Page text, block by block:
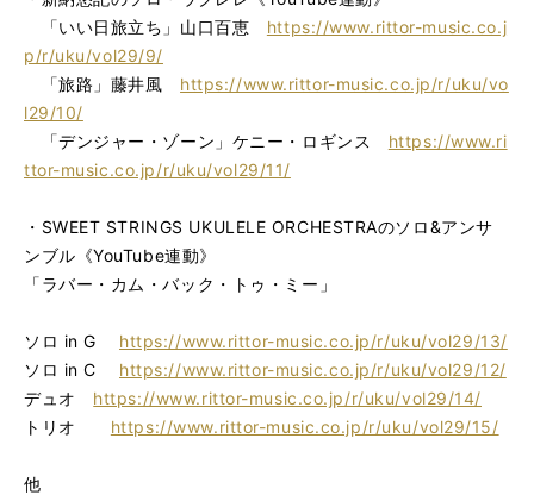
「いい日旅立ち」山口百恵 https://www.rittor-music.co.j
p/r/uku/vol29/9/
「旅路」藤井風 https://www.rittor-music.co.jp/r/uku/vo
l29/10/
「デンジャー・ゾーン」ケニー・ロギンス https://www.ri
ttor-music.co.jp/r/uku/vol29/11/
・SWEET STRINGS UKULELE ORCHESTRAのソロ&アンサ
ンブル《YouTube連動》
「ラバー・カム・バック・トゥ・ミー」
ソロ in G https://www.rittor-music.co.jp/r/uku/vol29/13/
ソロ in C https://www.rittor-music.co.jp/r/uku/vol29/12/
デュオ https://www.rittor-music.co.jp/r/uku/vol29/14/
トリオ https://www.rittor-music.co.jp/r/uku/vol29/15/
他